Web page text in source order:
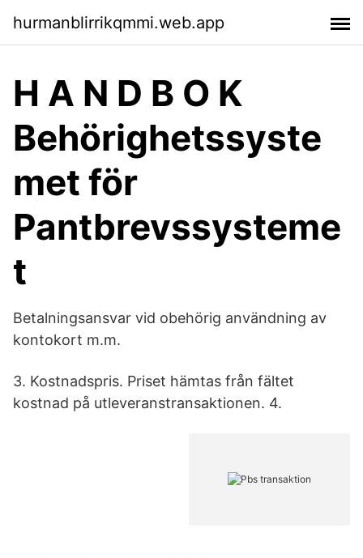
hurmanblirrikqmmi.web.app
H A N D B O K
Behörighetssyste
met för
Pantbrevssysteme
t
Betalningsansvar vid obehörig användning av
kontokort m.m.
3. Kostnadspris. Priset hämtas från fältet
kostnad på utleveranstransaktionen. 4.